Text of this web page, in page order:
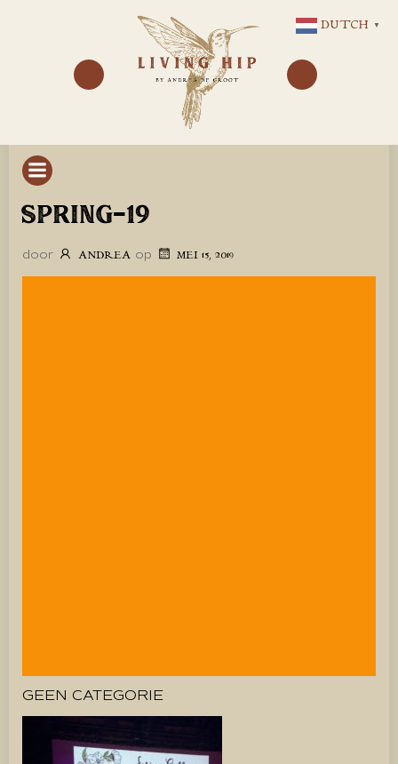
NAAR
DE
INHOUD
SPRING-19
door ANDREA op MEI 15, 2019
GEEN CATEGORIE
DUTCH ▼